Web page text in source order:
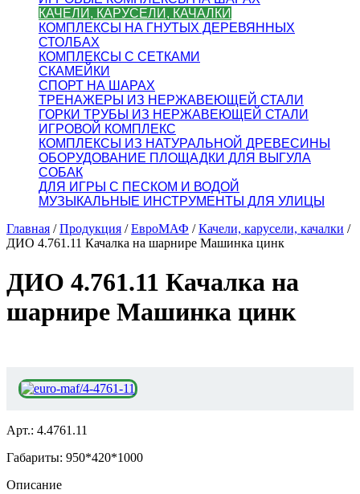
КАЧЕЛИ, КАРУСЕЛИ, КАЧАЛКИ
КОМПЛЕКСЫ НА ГНУТЫХ ДЕРЕВЯННЫХ
СТОЛБАХ
КОМПЛЕКСЫ С СЕТКАМИ
СКАМЕЙКИ
СПОРТ НА ШАРАХ
ТРЕНАЖЕРЫ ИЗ НЕРЖАВЕЮЩЕЙ СТАЛИ
ГОРКИ ТРУБЫ ИЗ НЕРЖАВЕЮЩЕЙ СТАЛИ
ИГРОВОЙ КОМПЛЕКС
КОМПЛЕКСЫ ИЗ НАТУРАЛЬНОЙ ДРЕВЕСИНЫ
ОБОРУДОВАНИЕ ПЛОЩАДКИ ДЛЯ ВЫГУЛА
СОБАК
ДЛЯ ИГРЫ С ПЕСКОМ И ВОДОЙ
МУЗЫКАЛЬНЫЕ ИНСТРУМЕНТЫ ДЛЯ УЛИЦЫ
Главная /Продукция /ЕвроМАФ /Качели, карусели, качалки /
ДИО 4.761.11 Качалка на шарнире Машинка цинк
ДИО 4.761.11 Качалка на
шарнире Машинка цинк
Арт.: 4.4761.11
Габариты: 950*420*1000
Описание